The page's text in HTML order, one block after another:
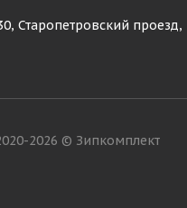
Старопетровский проезд,
2026 © Зипкомплект